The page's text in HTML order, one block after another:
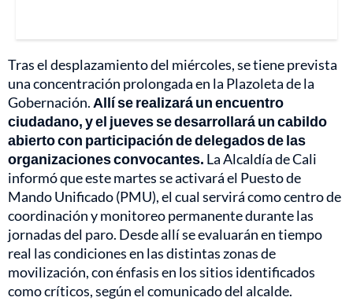
Tras el desplazamiento del miércoles, se tiene prevista
una concentración prolongada en la Plazoleta de la
Gobernación. Allí se realizará un encuentro
ciudadano, y el jueves se desarrollará un cabildo
abierto con participación de delegados de las
organizaciones convocantes. La Alcaldía de Cali
informó que este martes se activará el Puesto de
Mando Unificado (PMU), el cual servirá como centro de
coordinación y monitoreo permanente durante las
jornadas del paro. Desde allí se evaluarán en tiempo
real las condiciones en las distintas zonas de
movilización, con énfasis en los sitios identificados
como críticos, según el comunicado del alcalde.